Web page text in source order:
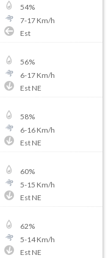
54%
7-17Km/h
Est
56%
6-17Km/h
Est NE
58%
6-16Km/h
Est NE
60%
5-15 Km/h
Est NE
62%
5-14Km/h
Est NE